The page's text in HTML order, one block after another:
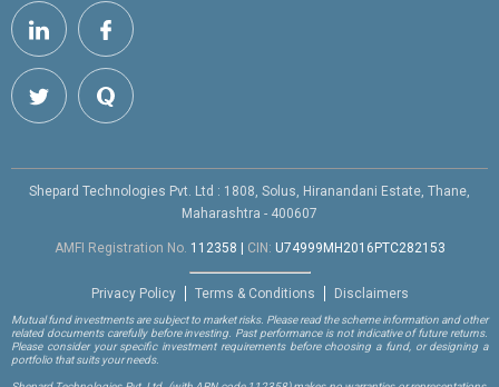
Shepard Technologies Pvt. Ltd : 1808, Solus, Hiranandani Estate, Thane,
Maharashtra - 400607
AMFI Registration No. 112358 CIN: U74999MH2016PTC282153
Privacy Policy Terms & Conditions Disclaimers
Mutual fund investments are subject to market risks. Please read the scheme information and other
related documents carefully before investing. Past performance is not indicative of future returns.
Please consider your specific investment requirements before choosing a fund, or designing a
portfolio that suits your needs.